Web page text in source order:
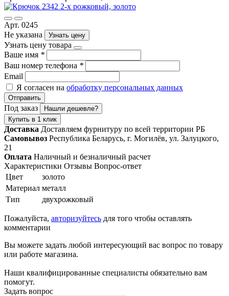
Арт. 0245
Не указана
Узнать цену
Узнать цену товара
Ваше имя *
Ваш номер телефона *
Email
Я согласен на обработку персональных данных
Отправить
Под заказ
Нашли дешевле?
Купить в 1 клик
Доставка Доставляем фурнитуру по всей территории РБ
Самовывоз Республика Беларусь, г. Могилёв, ул. Залуцкого,
21
Оплата Наличный и безналичный расчет
Характеристики Отзывы Вопрос-ответ
Цвет
золото
Материал металл
Тип
двухрожковый
Пожалуйста, авторизуйтесь для того чтобы оставлять
комментарии
Вы можете задать любой интересующий вас вопрос по товару
или работе магазина.
Наши квалифицированные специалисты обязательно вам
помогут.
Задать вопрос